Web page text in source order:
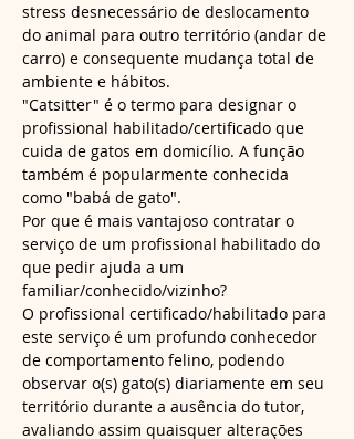
stress desnecessário de deslocamento
do animal para outro território (andar de
carro) e consequente mudança total de
"Catsitter" é o termo para designar o
profissional habilitado/certificado que
cuida de gatos em domicílio. A função
também é popularmente conhecida
Por que é mais vantajoso contratar o
serviço de um profissional habilitado do
que pedir ajuda a um
O profissional certificado/habilitado para
este serviço é um profundo conhecedor
de comportamento felino, podendo
observar o(s) gato(s) diariamente em seu
território durante a ausência do tutor,
avaliando assim quaisquer alterações